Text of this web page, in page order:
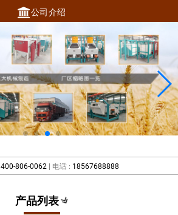
公司介绍
400-806-0062 | 电话 : 18567688888
产品列表